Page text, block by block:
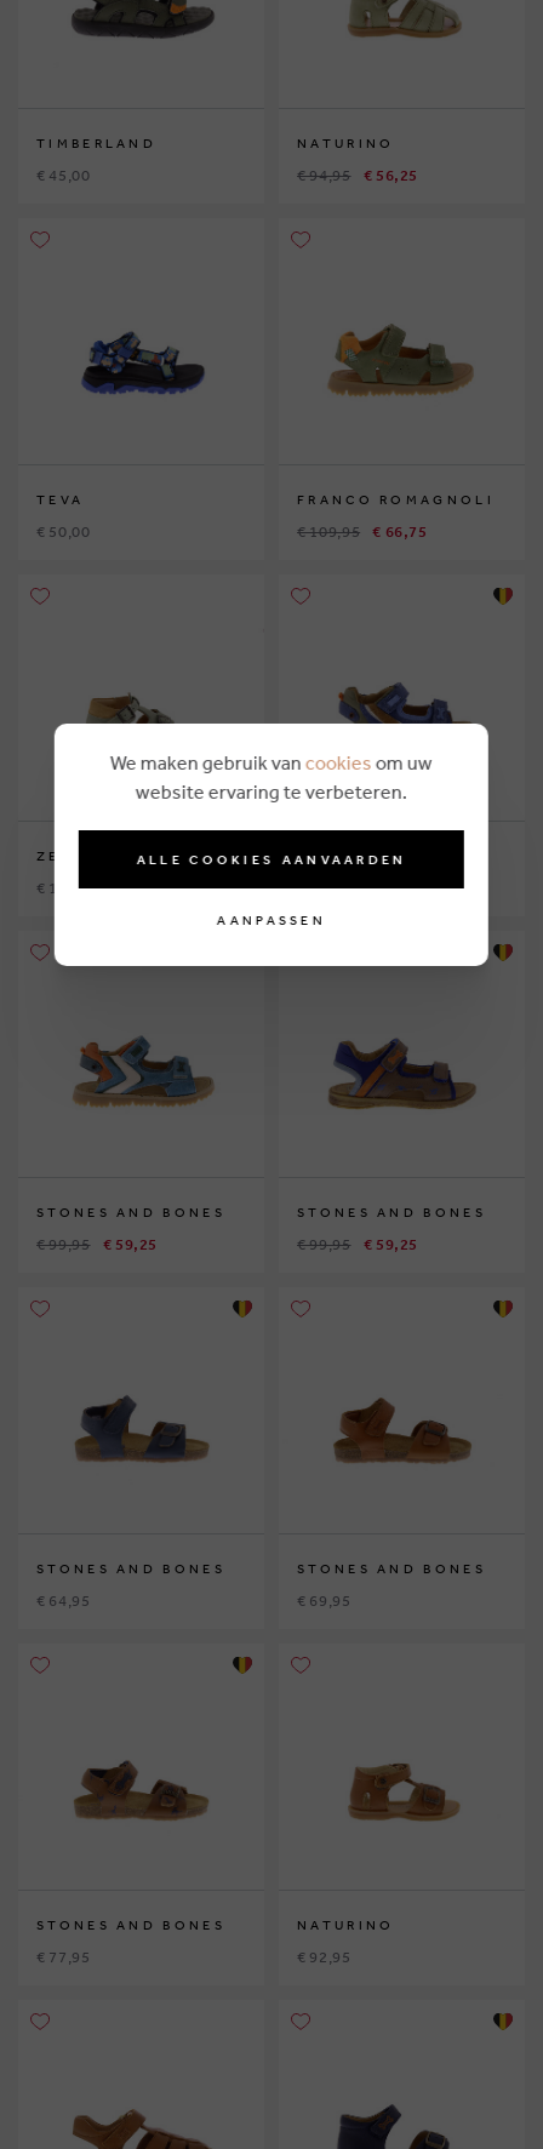
TIMBERLAND
€ 45,00
NATURINO
€ 94,95 € 56,25
TEVA
€ 50,00
FRANCO ROMAGNOLI
€ 109,95 € 66,75
ZECCHINO D'ORO
€ 104,95
STONES AND BONES
€ 99,95 € 59,25
STONES AND BONES
€ 99,95 € 59,25
STONES AND BONES
€ 99,95 € 59,25
STONES AND BONES
€ 64,95
STONES AND BONES
€ 69,95
STONES AND BONES
€ 77,95
NATURINO
€ 92,95
We maken gebruik van cookies om uw
website ervaring te verbeteren.
ALLE COOKIES AANVAARDEN
AANPASSEN